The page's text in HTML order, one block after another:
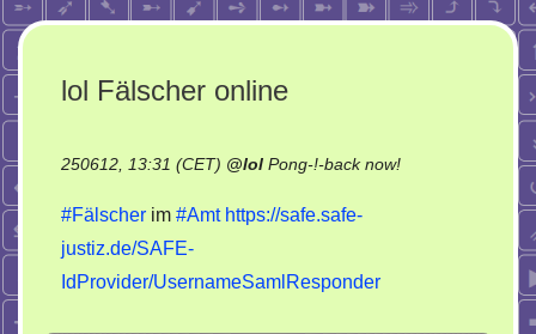
lol Fälscher online
250612, 13:31 (CET) @lol Pong-!-back now!on
#Fälscher im #Amt https://safe.safe-
justiz.de/SAFE-
IdProvider/UsernameSamlResponder